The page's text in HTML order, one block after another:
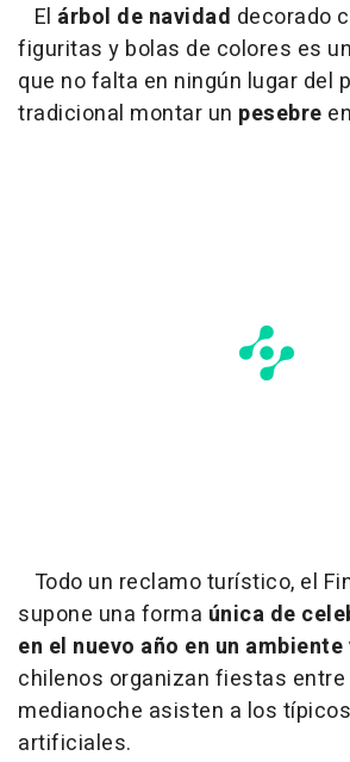
El árbol de navidad decorado
figuritas y bolas de colores es
que no falta en ningún lugar del
tradicional montar un pesebre
Todo un reclamo turístico, el
supone una forma única de
en el nuevo año en un
chilenos organizan fiestas entre
medianoche asisten a los
artificiales.